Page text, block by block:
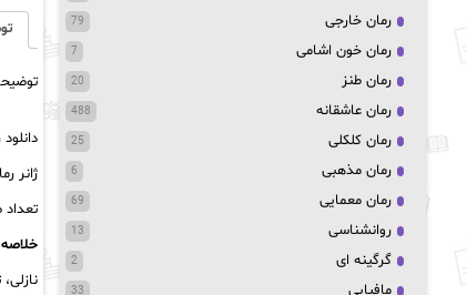
ژانر
تعداد
رمان خارجی 79
رمان خون اشامی 7
رمان طنز 20
رمان عاشقانه 488
رمان کلکلی 25
رمان مذهبی 6
رمان معمایی 69
روانشناسی 13
گرگینه ای 2
مافیایی 33